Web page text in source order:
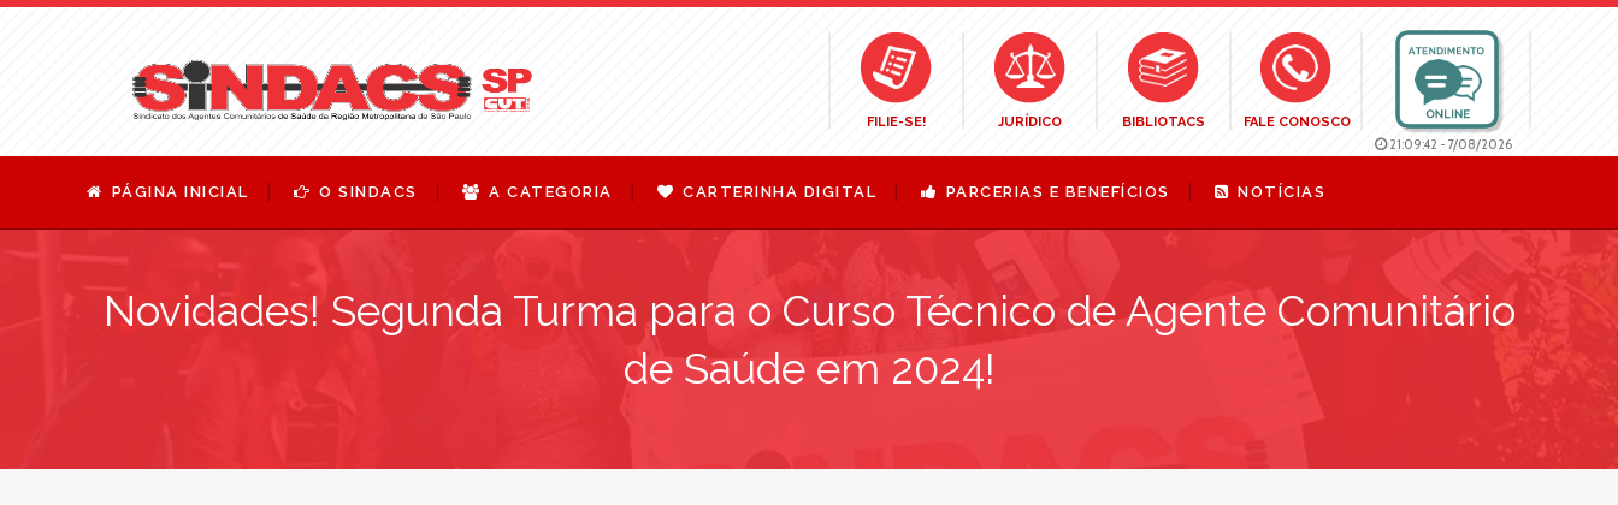
21:09:43 - 7/08/2026
FILIE-SE! JURÍDICO BIBLIOTACS FALE CONOSCO
PÁGINA INICIAL O SINDACS A CATEGORIA CARTERINHA DIGITAL PARCERIAS E BENEFÍCIOS NOTÍCIAS
Novidades! Segunda Turma para o Curso Técnico de Agente Comunitário
de Saúde em 2024!